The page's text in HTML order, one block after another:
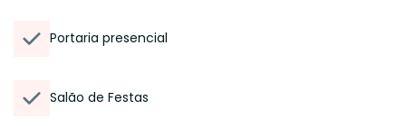
Portaria presencial
Salão de Festas